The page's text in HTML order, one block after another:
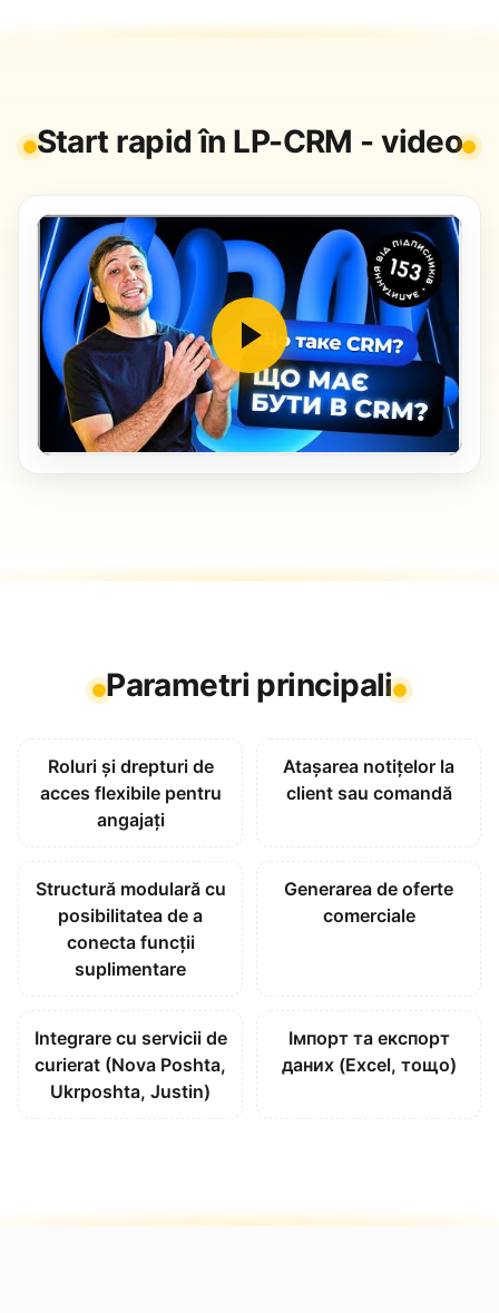
Start rapid în LP-CRM - video
Parametri principali
Roluri și drepturi de
acces flexibile pentru
angajați
Atașarea notițelor la
client sau comandă
Structură modulară cu
posibilitatea de a
conecta funcții
suplimentare
Generarea de oferte
comerciale
Integrare cu servicii de
curierat (Nova Poshta,
Ukrposhta, Justin)
Імпорт та експорт
даних (Excel, тощо)